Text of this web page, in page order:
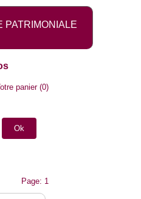
PATRIMONIALE
panier(0)
Page: 1